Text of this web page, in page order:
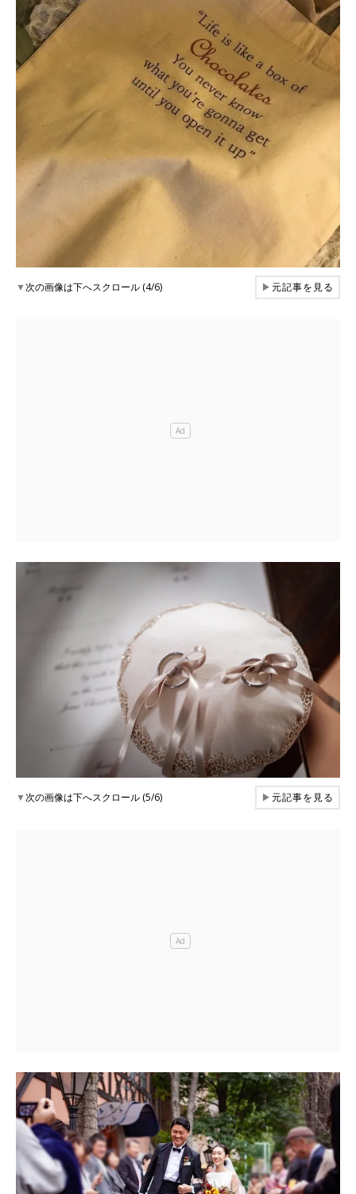
▼次の画像は下へスクロール (4/6) ▶元記事を見る
▼次の画像は下へスクロール (5/6) ▶元記事を見る